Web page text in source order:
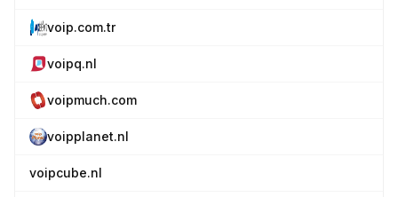
voip.com.tr
voipq.nl
voipmuch.com
voipplanet.nl
voipcube.nl